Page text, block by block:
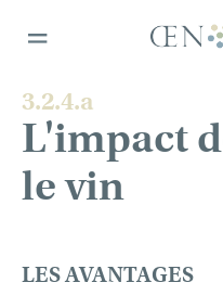
3.2.4.a
L'impact
le vin
LES AVANTAGES